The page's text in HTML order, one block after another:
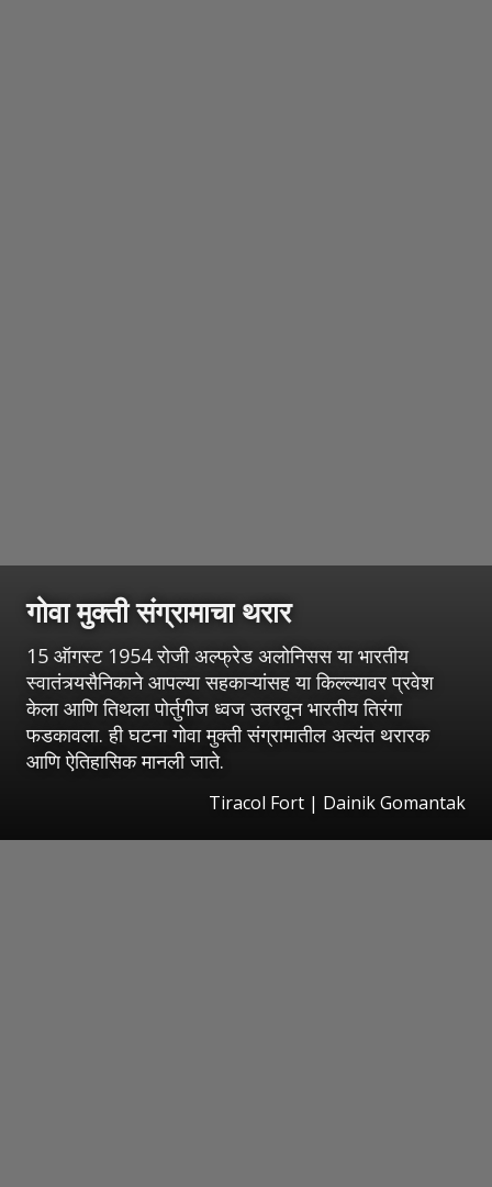
गोवा मुक्ती संग्रामाचा थरार
15 ऑगस्ट 1954 रोजी अल्फ्रेड अलोनिसस या भारतीय
स्वातंत्र्यसैनिकाने आपल्या सहकाऱ्यांसह या किल्ल्यावर प्रवेश
केला आणि तिथला पोर्तुगीज ध्वज उतरवून भारतीय तिरंगा
फडकावला. ही घटना गोवा मुक्ती संग्रामातील अत्यंत थरारक
आणि ऐतिहासिक मानली जाते.
Tiracol Fort | Dainik Gomantak